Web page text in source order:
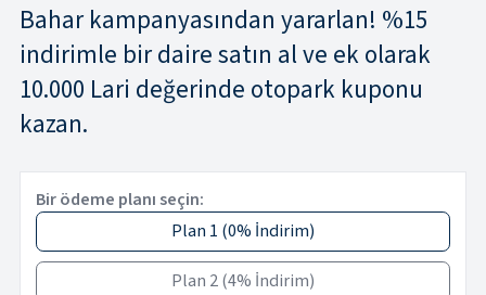
Bahar kampanyasından yararlan! %15
indirimle bir daire satın al ve ek olarak
10.000 Lari değerinde otopark kuponu
kazan.
Bir ödeme planı seçin:
Plan 1 (0% İndirim)
Plan 2(4% İndirim)